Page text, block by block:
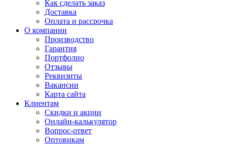
Как сделать заказ
Доставка
Оплата и рассрочка
О компании
Производство
Гарантия
Портфолио
Отзывы
Реквизиты
Вакансии
Карта сайта
Клиентам
Скидки и акции
Онлайн-калькулятор
Вопрос-ответ
Оптовикам